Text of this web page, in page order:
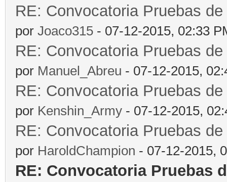
RE: Convocatoria Pruebas
por Joaco315 - 07-12-2015, 02:33
RE: Convocatoria Pruebas
por Manuel_Abreu - 07-12-2015,
RE: Convocatoria Pruebas
por Kenshin_Army - 07-12-2015,
RE: Convocatoria Pruebas
por HaroldChampion - 07-12-2015,
RE: Convocatoria Pruebas